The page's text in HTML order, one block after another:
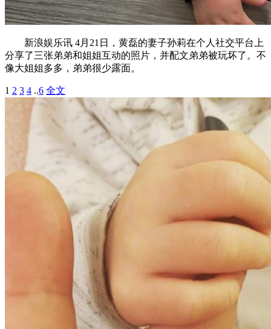
新浪娱乐讯 4月21日，黄磊的妻子孙莉在个人社交平台上
分享了三张弟弟和姐姐互动的照片，并配文弟弟被玩坏了。不
像大姐姐多多，弟弟很少露面。
1 2 3 4 ..6 全文